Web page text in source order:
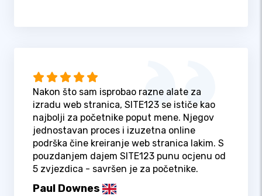
Nakon što sam isprobao razne alate za
izradu web stranica, SITE123 se ističe kao
najbolji za početnike poput mene. Njegov
jednostavan proces i izuzetna online
podrška čine kreiranje web stranica lakim. S
pouzdanjem dajem SITE123 punu ocjenu od
5 zvjezdica - savršen je za početnike.
Paul Downes